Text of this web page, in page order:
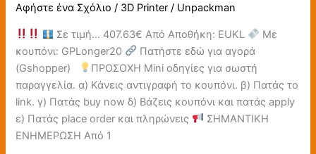
Αφήστε ένα Σχόλιο / 3D Printer / Unpackman
Σε τιμή… 407.63€ Από Αποθήκη: EUKL
Με
κουπόνι: GPLonger20
Πατήστε εδώ για αγορά
(Gshopper)
ΠΡΟΣΟΧΗ Mini οδηγίες για σωστή
παραγγελία. α) Κάνεις αντιγραφή το κουπόνι. β) Πατάς το
link. γ) Πατάς buy now δ) Βάζεις κουπόνι και πατάς apply
ε) Πατάς place order και πληρώνεις
ΣΗΜΑΝΤΙΚΗ
ΕΝΗΜΕΡΩΣΗ Από 1
B1
30W)